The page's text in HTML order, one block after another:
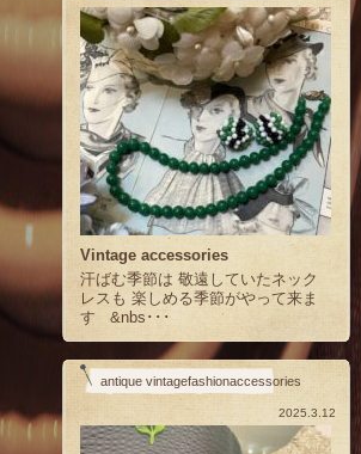
Vintage accessories
汗ばむ季節は 敬遠していたネック
レスも 楽しめる季節がやって来ま
す &nbs･･･
antique vintagefashionaccessories
2025.3.12